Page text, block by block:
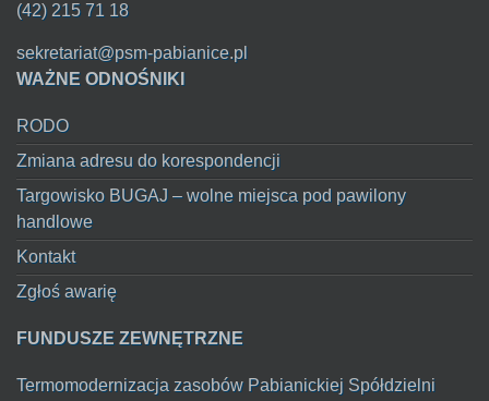
(42) 215 71 18
sekretariat@psm-pabianice.pl
WAŻNE ODNOŚNIKI
RODO
Zmiana adresu do korespondencji
Targowisko BUGAJ – wolne miejsca pod pawilony
handlowe
Kontakt
Zgłoś awarię
FUNDUSZE ZEWNĘTRZNE
Termomodernizacja zasobów Pabianickiej Spółdzielni